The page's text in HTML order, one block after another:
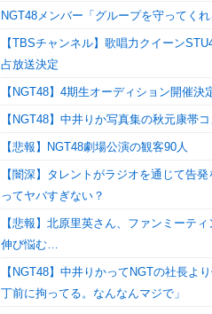
NGT48メンバー「グループを守ってくれ
【TBSチャンネル】歌唱力クイーン
占放送決定
【NGT48】4期生オーディション開催決
【NGT48】中井りか写真集の秋元康帯
【悲報】NGT48劇場公演の観客90人
【闇深】タレントがラジオを通じて告
ってヤバすぎない？
【悲報】北原里英さん、ファンミーテ
伸び悩む…
【NGT48】中井りかってNGTの社長よ
丁前に拘ってる。なんなんマジで」